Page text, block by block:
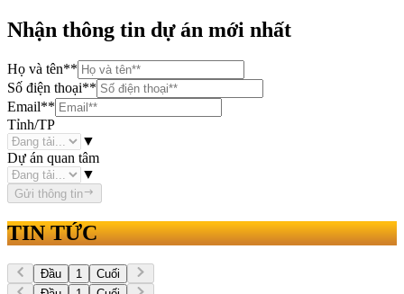
Nhận thông tin dự án mới nhất
Họ và tên**
Số điện thoại**
Email**
Tỉnh/TP
▼
Dự án quan tâm
▼
Gửi thông tin
TIN TỨC
Đầu 1
Cuối